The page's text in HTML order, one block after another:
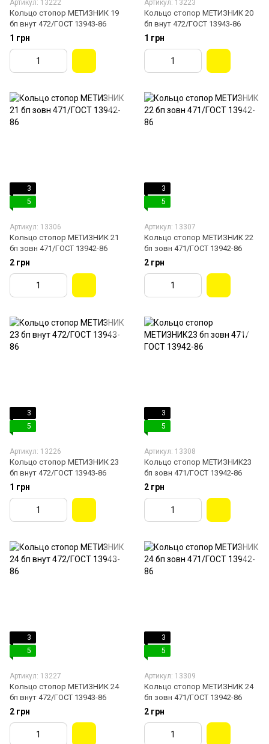
Артикул: 13222
Кольцо стопор МЕТИЗНИК 19
бп внут 472/ГОСТ 13943-86
1 грн
Артикул: 13223
Кольцо стопор МЕТИЗНИК 20
бп внут 472/ГОСТ 13943-86
1 грн
3
5
Артикул: 13306
Кольцо стопор МЕТИЗНИК 21
бп зовн 471/ГОСТ 13942-86
2 грн
3
5
Артикул: 13307
Кольцо стопор МЕТИЗНИК 22
бп зовн 471/ГОСТ 13942-86
2 грн
3
5
Артикул: 13226
Кольцо стопор МЕТИЗНИК 23
бп внут 472/ГОСТ 13943-86
1 грн
3
5
Артикул: 13308
Кольцо стопор МЕТИЗНИК23
бп зовн 471/ГОСТ 13942-86
2 грн
3
5
Артикул: 13227
Кольцо стопор МЕТИЗНИК 24
бп внут 472/ГОСТ 13943-86
2 грн
3
5
Артикул: 13309
Кольцо стопор МЕТИЗНИК 24
бп зовн 471/ГОСТ 13942-86
2 грн